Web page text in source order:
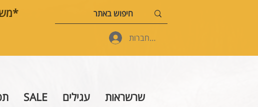
להתחברות
שרשראות עגילים SALE